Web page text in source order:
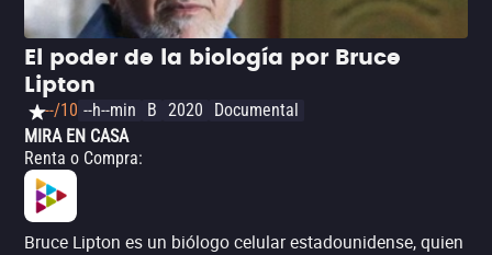
El poder de la biología por Bruce
Lipton
--/10 --h--min B 2020
Documental
MIRA EN CASA
Renta o Compra:
Bruce Lipton es un biólogo celular estadounidense, quien